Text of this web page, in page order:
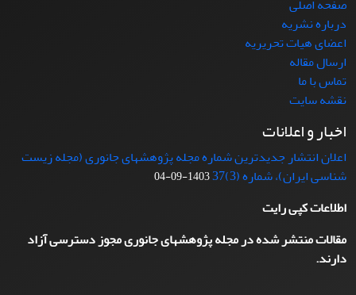
درباره نشریه
اعضای هیات تحریریه
ارسال مقاله
تماس با ما
نقشه سایت
اخبار و اعلانات
اعلان انتشار جدیدترین شماره مجله پژوهشهای جانوری (مجله زیست
شناسی ایران)، شماره (3)37
1403-09-04
اطلاعات کپی رایت
مقالات منتشر شده در مجله پژوهشهای جانوری مجوز دسترسی آزاد
دارند.